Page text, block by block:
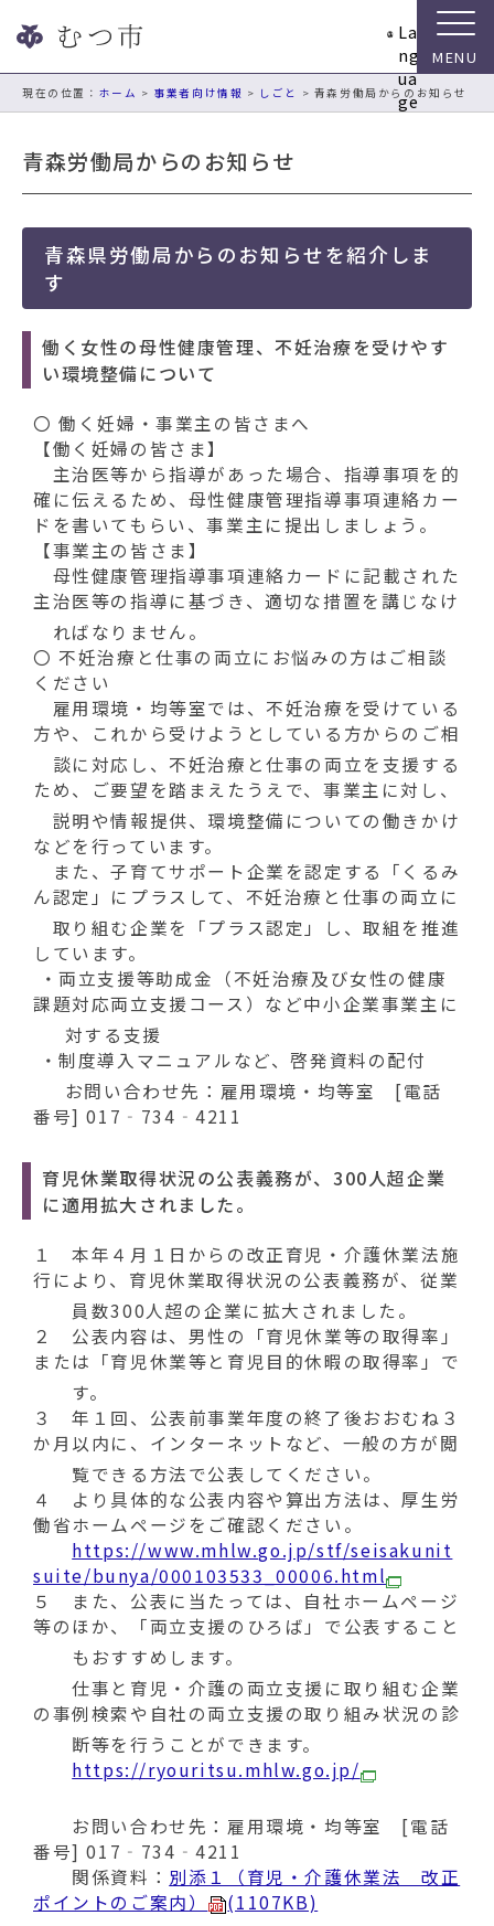
ビ
シ
La
ng
ua
ge
現在の位置： ホーム > 事業者向け情報 > しごと > 青森労働局からのお知らせ
青森労働局からのお知らせ
青森県労働局からのお知らせを紹介しま
す
働く女性の母性健康管理、不妊治療を受けやす
い環境整備について
〇 働く妊婦・事業主の皆さまへ
【働く妊婦の皆さま】
主治医等から指導があった場合、指導事項を的
確に伝えるため、母性健康管理指導事項連絡カー
ドを書いてもらい、事業主に提出しましょう。
【事業主の皆さま】
母性健康管理指導事項連絡カードに記載された
主治医等の指導に基づき、適切な措置を講じなけ
ればなりません。
〇 不妊治療と仕事の両立にお悩みの方はご相談
ください
雇用環境・均等室では、不妊治療を受けている
方や、これから受けようとしている方からのご相
談に対応し、不妊治療と仕事の両立を支援する
ため、ご要望を踏まえたうえで、事業主に対し、
説明や情報提供、環境整備についての働きかけ
などを行っています。
また、子育てサポート企業を認定する「くるみ
ん認定」にプラスして、不妊治療と仕事の両立に
取り組む企業を「プラス認定」し、取組を推進
しています。
・両立支援等助成金（不妊治療及び女性の健康
課題対応両立支援コース）など中小企業事業主に
対する支援
・制度導入マニュアルなど、啓発資料の配付
お問い合わせ先：雇用環境・均等室 [電話
番号] 017‐734‐4211
育児休業取得状況の公表義務が、300人超企業
に適用拡大されました。
１ 本年４月１日からの改正育児・介護休業法施
行により、育児休業取得状況の公表義務が、従業
員数300人超の企業に拡大されました。
２ 公表内容は、男性の「育児休業等の取得率」
または「育児休業等と育児目的休暇の取得率」で
す。
３ 年１回、公表前事業年度の終了後おおむね３
か月以内に、インターネットなど、一般の方が閲
覧できる方法で公表してください。
４ より具体的な公表内容や算出方法は、厚生労
働省ホームページをご確認ください。
https://www.mhlw.go.jp/stf/seisakunit
suite/bunya/000103533_00006.html
５ また、公表に当たっては、自社ホームページ
等のほか、「両立支援のひろば」で公表すること
もおすすめします。
仕事と育児・介護の両立支援に取り組む企業
の事例検索や自社の両立支援の取り組み状況の診
断等を行うことができます。
https://ryouritsu.mhlw.go.jp/
お問い合わせ先：雇用環境・均等室 [電話
番号] 017‐734‐4211
関係資料： 別添１（育児・介護休業法 改正
ポイントのご案内）
(1107KB)